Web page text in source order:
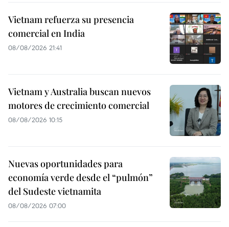
Vietnam refuerza su presencia
comercial en India
08/08/2026 21:41
Vietnam y Australia buscan nuevos
motores de crecimiento comercial
08/08/2026 10:15
Nuevas oportunidades para
economía verde desde el “pulmón”
del Sudeste vietnamita
08/08/2026 07:00